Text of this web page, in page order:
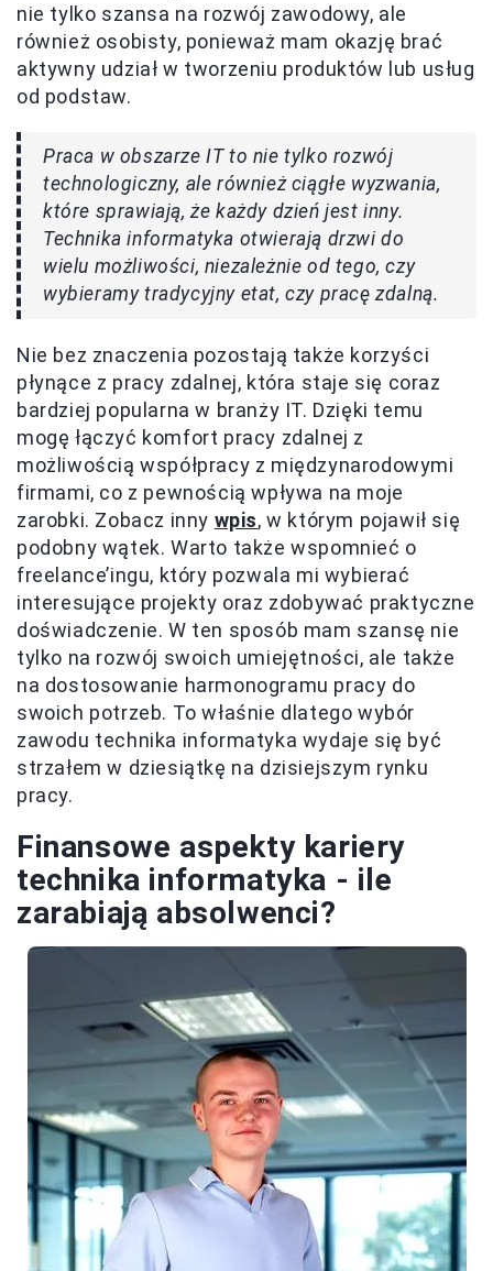
nie tylko szansa na rozwój zawodowy, ale
również osobisty, ponieważ mam okazję brać
aktywny udział w tworzeniu produktów lub usług
od podstaw.
Praca w obszarze IT to nie tylko rozwój
technologiczny, ale również ciągłe wyzwania,
które sprawiają, że każdy dzień jest inny.
Technika informatyka otwierają drzwi do
wielu możliwości, niezależnie od tego, czy
wybieramy tradycyjny etat, czy pracę zdalną.
Nie bez znaczenia pozostają także korzyści
płynące z pracy zdalnej, która staje się coraz
bardziej popularna w branży IT. Dzięki temu
mogę łączyć komfort pracy zdalnej z
możliwością współpracy z międzynarodowymi
firmami, co z pewnością wpływa na moje
zarobki. Zobacz inny wpis, w którym pojawił się
podobny wątek. Warto także wspomnieć o
freelance’ingu, który pozwala mi wybierać
interesujące projekty oraz zdobywać praktyczne
doświadczenie. W ten sposób mam szansę nie
tylko na rozwój swoich umiejętności, ale także
na dostosowanie harmonogramu pracy do
swoich potrzeb. To właśnie dlatego wybór
zawodu technika informatyka wydaje się być
strzałem w dziesiątkę na dzisiejszym rynku
pracy.
Finansowe aspekty kariery
technika informatyka - ile
zarabiają absolwenci?